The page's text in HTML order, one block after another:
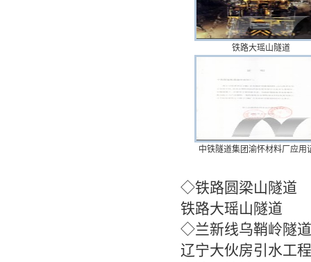
铁路大瑶山隧道
中铁隧道集团渝怀材料厂应用
◇铁
铁路大瑶山隧道
◇兰
辽宁大伙房引水工程